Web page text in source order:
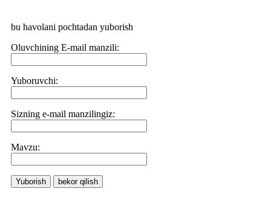
bu havolani pochtadan yuborish
Oluvchining E-mail manzili:
Yuboruvchi:
Sizning e-mail manzilingiz:
Маvzu:
Yuborish bekor qilish